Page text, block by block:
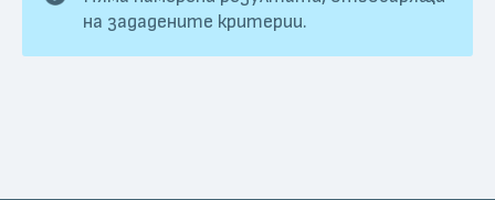
на зададените критерии.